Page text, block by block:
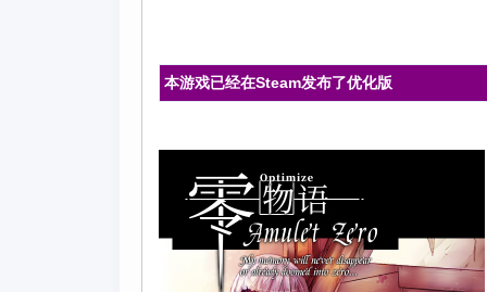
本游戏已经在Steam发布了优化版